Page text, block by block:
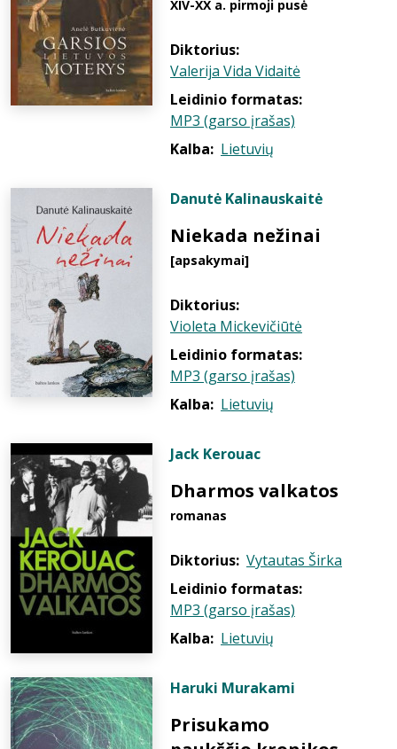
XIV-XX a. pirmoji pusė
Diktorius:
Valerija Vida Vidaitė
Leidinio formatas:
MP3 (garso įrašas)
Kalba: Lietuvių
Danutė Kalinauskaitė
Niekada nežinai
[apsakymai]
Diktorius:
Violeta Mickevičiūtė
Leidinio formatas:
MP3 (garso įrašas)
Kalba: Lietuvių
Jack Kerouac
Dharmos valkatos
romanas
Diktorius: Vytautas Širka
Leidinio formatas:
MP3 (garso įrašas)
Kalba: Lietuvių
Haruki Murakami
Prisukamo